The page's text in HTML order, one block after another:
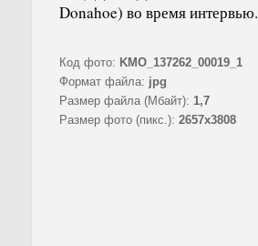
Donahoe) во время интервью.
Код фото: KMO_137262_00019_1
Формат файла: jpg
Размер файла (Мбайт): 1,7
Размер фото (пикс.): 2657x3808